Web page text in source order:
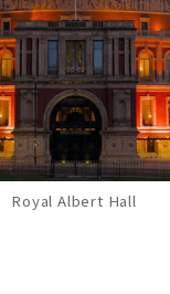
Royal Albert Hall